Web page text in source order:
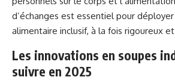
d’échanges est essentiel pour
alimentaire inclusif, à la fois rigoureux
Les innovations en soupes
suivre en 2025